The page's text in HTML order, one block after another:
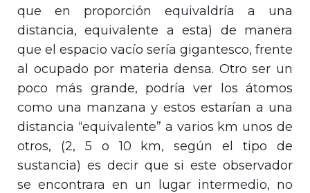
que en proporción equivaldría a una
distancia, equivalente a esta) de manera
que el espacio vacío sería gigantesco, frente
al ocupado por materia densa. Otro ser un
poco más grande, podría ver los átomos
como una manzana y estos estarían a una
distancia “equivalente” a varios km unos de
otros, (2, 5 o10 km, según el tipo de
sustancia) es decir que si este observador
se encontrara en un lugar intermedio, no